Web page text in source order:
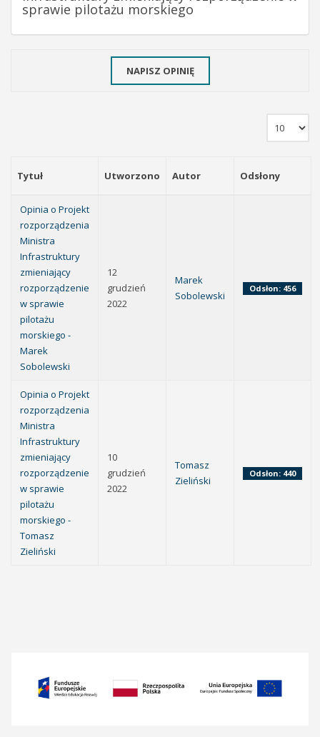
sprawie pilotażu morskiego
NAPISZ OPINIĘ
Tytuł Utworzono Autor Odsłony
Opinia o Projekt
rozporządzenia
Ministra
Infrastruktury
zmieniający
rozporządzenie
w sprawie
pilotażu
morskiego -
Marek
Sobolewski
12
grudzień
2022
Marek
Sobolewski
Odsłon: 456
Opinia o Projekt
rozporządzenia
Ministra
Infrastruktury
zmieniający
rozporządzenie
w sprawie
pilotażu
morskiego -
Tomasz
Zieliński
10
grudzień
2022
Tomasz
Zieliński
Odsłon: 440